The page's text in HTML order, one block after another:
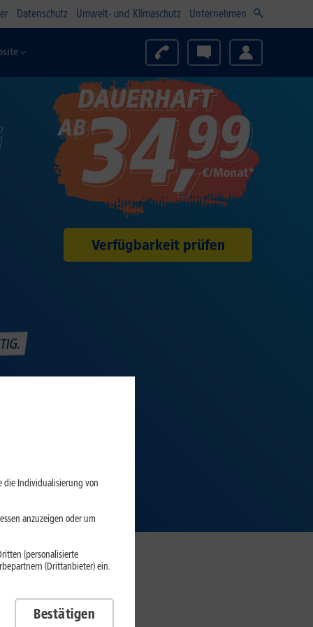
Datenschutz Umwelt- und Klimaschutz Unternehmen
Verfügbarkeit prüfen
die Individualisierung von
anzuzeigen oder um
(personalisierte
(Drittanbieter) ein.
Bestätigen